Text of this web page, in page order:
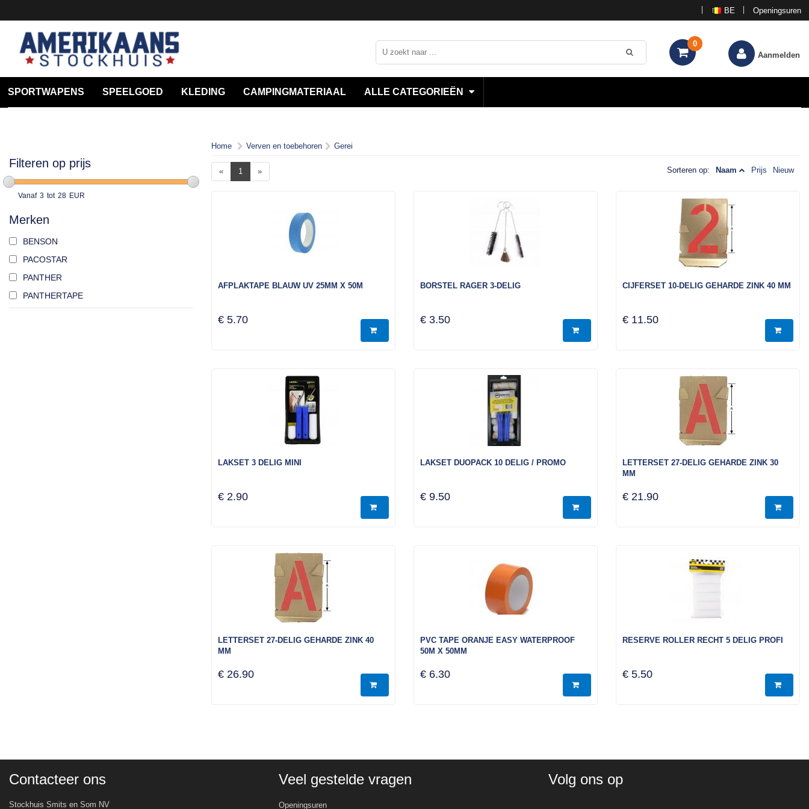
Openingsuren
BE
0
Aanmelden
SPORTWAPENS SPEELGOED KLEDING CAMPINGMATERIAAL ALLE CATEGORIEËN
Filteren op prijs
Vanaf 3 tot 28 EUR
Merken
BENSON
PACOSTAR
PANTHER
PANTHERTAPE
Home Verven en toebehoren Gerei
« 1 » Sorteren op: Naam Prijs Nieuw
AFPLAKTAPE BLAUW UV 25MM X 50M
€ 5.70
BORSTEL RAGER 3-DELIG
€ 3.50
CIJFERSET 10-DELIG GEHARDE ZINK 40 MM
€ 11.50
LAKSET 3 DELIG MINI
€ 2.90
LAKSET DUOPACK 10 DELIG / PROMO
€ 9.50
LETTERSET 27-DELIG GEHARDE ZINK 30
MM
€ 21.90
LETTERSET 27-DELIG GEHARDE ZINK 40
MM
€ 26.90
PVC TAPE ORANJE EASY WATERPROOF
50M X 50MM
€ 6.30
RESERVE ROLLER RECHT 5 DELIG PROFI
€ 5.50
Contacteer ons
Stockhuis Smits en Som NV
Veel gestelde vragen
Openingsuren
Volg ons op